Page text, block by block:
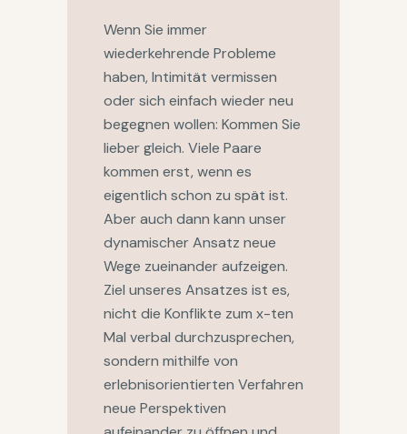
Wenn Sie immer
wiederkehrende Probleme
haben, Intimität vermissen
oder sich einfach wieder neu
begegnen wollen: Kommen Sie
lieber gleich. Viele Paare
kommen erst, wenn es
eigentlich schon zu spät ist.
Aber auch dann kann unser
dynamischer Ansatz neue
Wege zueinander aufzeigen.
Ziel unseres Ansatzes ist es,
nicht die Konflikte zum x-ten
Mal verbal durchzusprechen,
sondern mithilfe von
erlebnisorientierten Verfahren
neue Perspektiven